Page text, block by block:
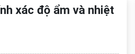
xác độ ẩm và nhiệt